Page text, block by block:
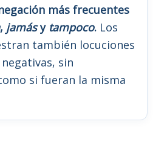
más frecuentes
, jamásy tampoco. Los
también locuciones
sin
si fueran la misma